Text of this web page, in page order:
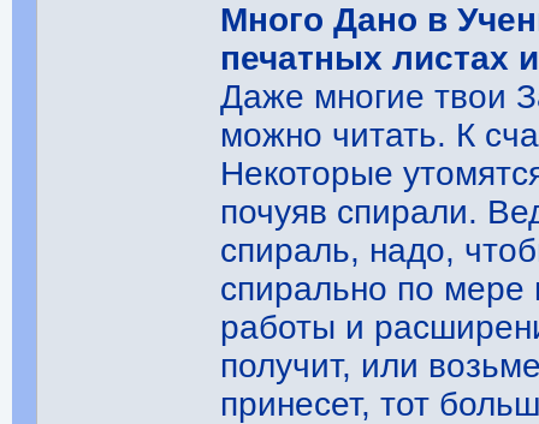
Много Дано в
печатных листах
Даже многие твои
можно читать. К
Некоторые
почуяв спирали.
спираль, надо,
спирально по мере
работы и
получит, или
принесет, тот